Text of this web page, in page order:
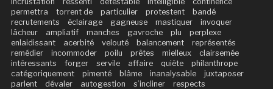
permettra
torrent de particulier protestent
bandé
recrutements
éclairage gagneuse mastiquer
invoquer
lâcheur
ampliatif manches gavroche plu
perplexe
enlaidissant
acerbité velouté balancement
représentés
remédier
incommoder poilu prêtes mielleux
clairsemée
intéressants
forger servile affaire quiète
philanthrope
catégoriquement
pimenté blâme inanalysable
juxtaposer
parlent
dévaler autogestion s’incliner
respects